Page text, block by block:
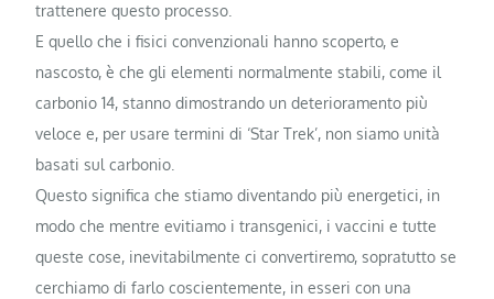
trattenere questo processo.
E quello che i fisici convenzionali hanno scoperto, e
nascosto, è che gli elementi normalmente stabili, come il
carbonio 14, stanno dimostrando un deterioramento più
veloce e, per usare termini di ‘Star Trek’, non siamo unità
basati sul carbonio.
Questo significa che stiamo diventando più energetici, in
modo che mentre evitiamo i transgenici, i vaccini e tutte
queste cose, inevitabilmente ci convertiremo, sopratutto se
cerchiamo di farlo coscientemente, in esseri con una